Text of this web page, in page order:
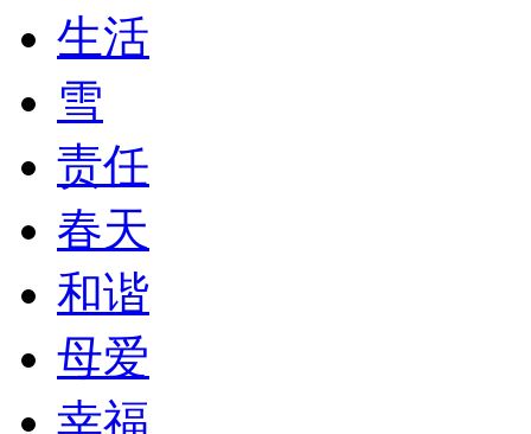
生活
雪
责任
春天
和谐
母爱
幸福